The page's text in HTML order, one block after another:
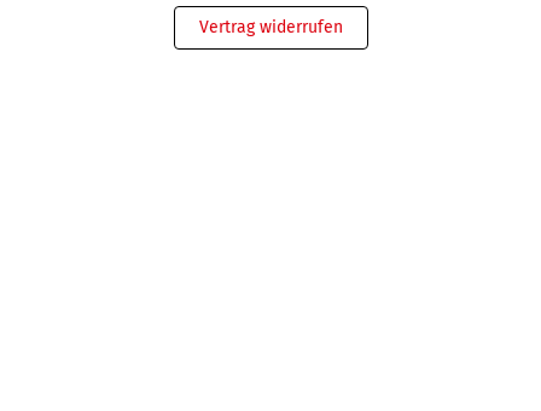
Vertrag widerrufen